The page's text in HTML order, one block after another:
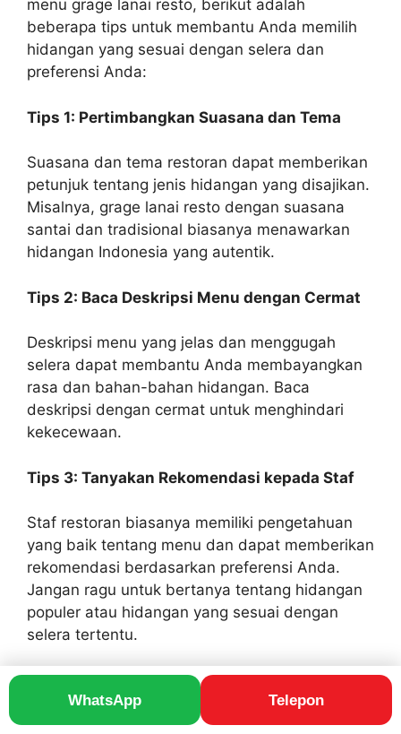
WhatsApp Telepon
menu grage lanai resto, berikut adalah
beberapa tips untuk membantu Anda memilih
hidangan yang sesuai dengan selera dan
preferensi Anda:
Tips 1: Pertimbangkan Suasana dan Tema
Suasana dan tema restoran dapat memberikan
petunjuk tentang jenis hidangan yang disajikan.
Misalnya, grage lanai resto dengan suasana
santai dan tradisional biasanya menawarkan
hidangan Indonesia yang autentik.
Tips 2: Baca Deskripsi Menu dengan Cermat
Deskripsi menu yang jelas dan menggugah
selera dapat membantu Anda membayangkan
rasa dan bahan-bahan hidangan. Baca
deskripsi dengan cermat untuk menghindari
kekecewaan.
Tips 3: Tanyakan Rekomendasi kepada Staf
Staf restoran biasanya memiliki pengetahuan
yang baik tentang menu dan dapat memberikan
rekomendasi berdasarkan preferensi Anda.
Jangan ragu untuk bertanya tentang hidangan
populer atau hidangan yang sesuai dengan
selera tertentu.
Tips 4: Pertimbangkan Porsi dan Harga
Perhatikan ukuran porsi dan harga hidangan.